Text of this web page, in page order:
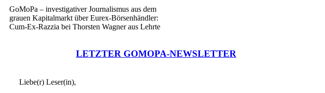
GoMoPa – investigativer Journalismus aus dem
grauen Kapitalmarkt über Eurex-Börsenhändler:
Cum-Ex-Razzia bei Thorsten Wagner aus Lehrte
LETZTER GOMOPA-NEWSLETTER
Liebe(r) Leser(in),